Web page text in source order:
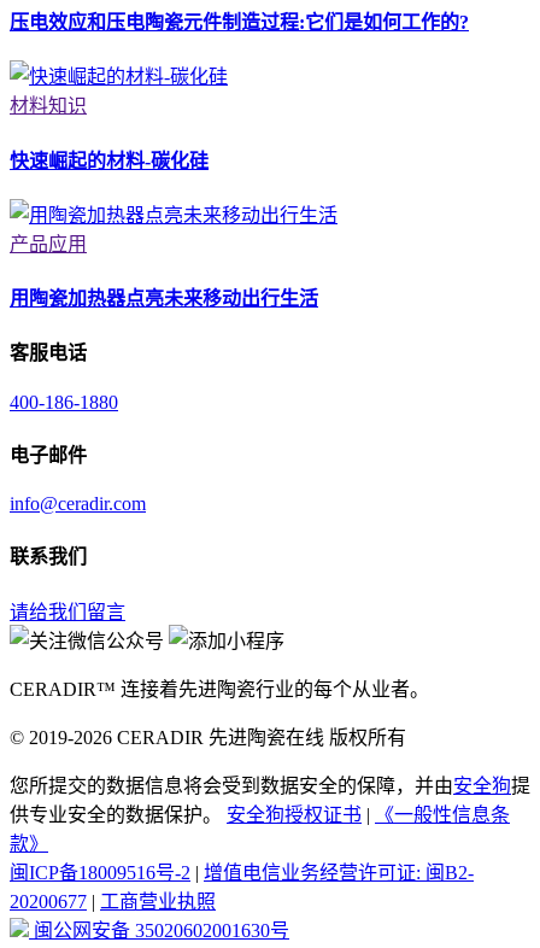
压电效应和压电陶瓷元件制造过程:它们是如何工作的?
材料知识
快速崛起的材料-碳化硅
产品应用
用陶瓷加热器点亮未来移动出行生活
客服电话
400-186-1880
电子邮件
info@ceradir.com
联系我们
请给我们留言
CERADIR™ 连接着先进陶瓷行业的每个从业者。
© 2019-2026 CERADIR 先进陶瓷在线 版权所有
您所提交的数据信息将会受到数据安全的保障，并由安全狗提
供专业安全的数据保护。 安全狗授权证书 |
《一般性信息条
款》
闽ICP备18009516号-2 | 增值电信业务经营许可证: 闽B2-
20200677 | 工商营业执照
闽公网安备 35020602001630号